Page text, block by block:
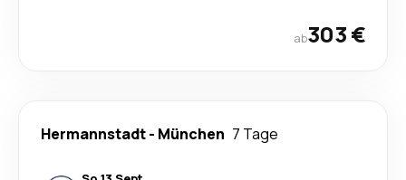
ab303 €
Hermannstadt- München 7 Tage